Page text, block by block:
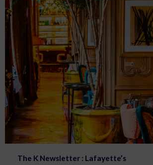
The K Newsletter : Lafayette’s